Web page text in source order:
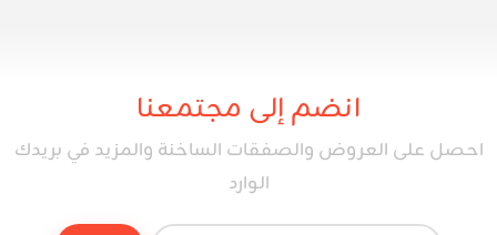
انضم إلى مجتمعنا
احصل على العروض والصفقات الساخنة والمزيد في بريدك
الوارد